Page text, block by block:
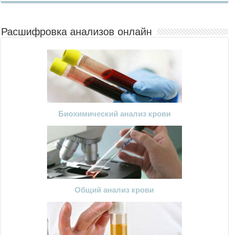
Расшифровка анализов онлайн
Биохимический анализ крови
Общий анализ крови